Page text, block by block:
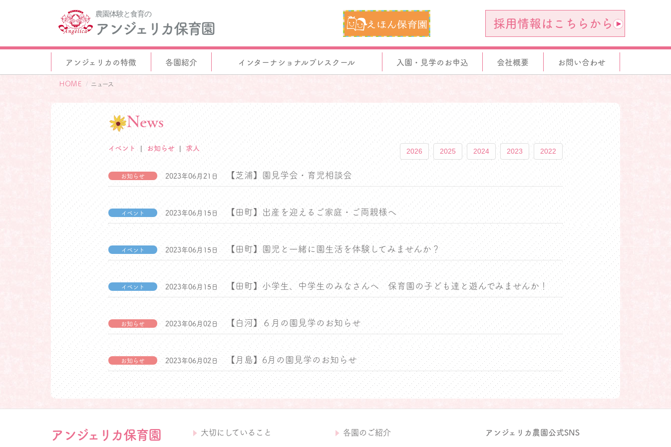
農園体験と食育の
アンジェリカ保育園 採用情報はこちらから
アンジェリカの特徴 各園紹介 インターナショナルプレスクール 入園・見学のお申込 会社概要 お問い合わせ
ＨＯＭＥ ニュース
News
イベント お知らせ 求人 2026 2025 2024 2023 2022
お知らせ 2023年06月21日 【芝浦】園見学会・育児相談会
イベント 2023年06月15日 【田町】出産を迎えるご家庭・ご両親様へ
イベント 2023年06月15日 【田町】園児と一緒に園生活を体験してみませんか？
イベント 2023年06月15日 【田町】小学生、中学生のみなさんへ 保育園の子ども達と遊んでみませんか！
お知らせ 2023年06月02日 【白河】６月の園見学のお知らせ
お知らせ 2023年06月02日 【月島】6月の園見学のお知らせ
アンジェリカ保育園 大切にしていること 各園のご紹介 アンジェリカ農園公式SNS